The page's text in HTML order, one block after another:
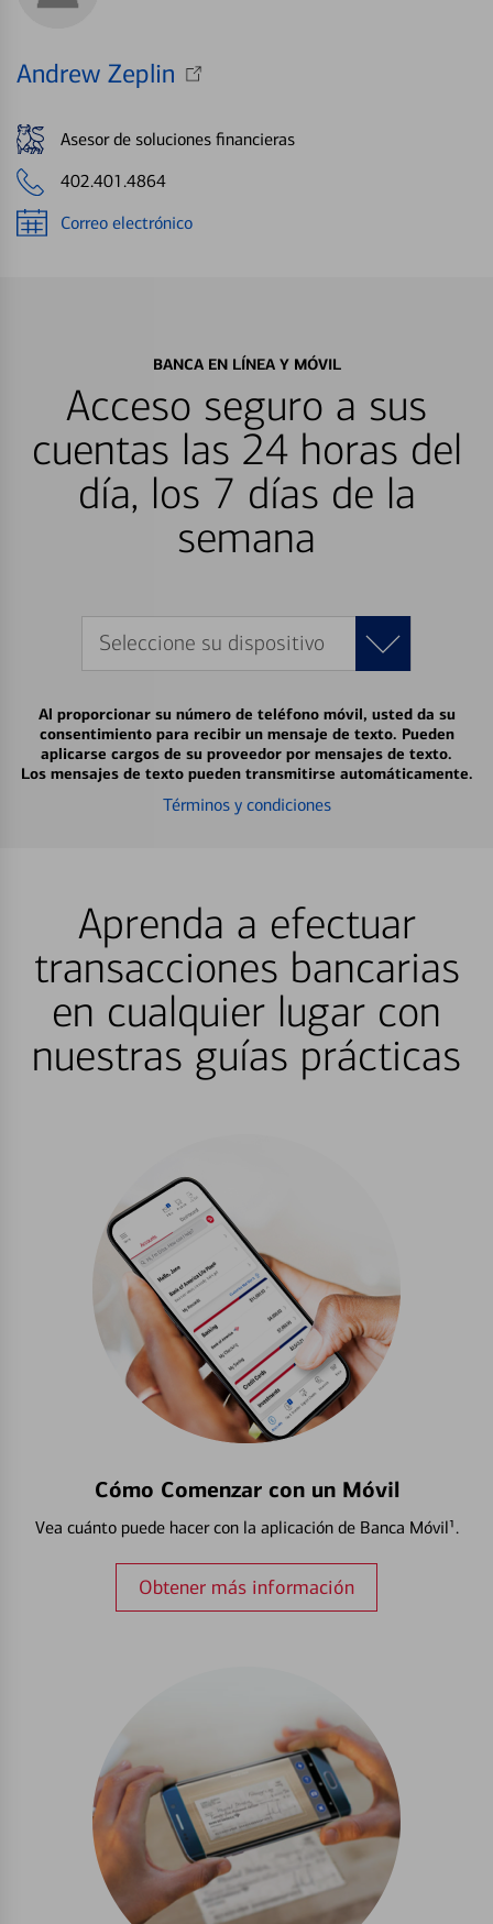
Andrew Zeplin
Asesor de soluciones financieras
402.401.4864
Correo electrónico
BANCA EN LÍNEA Y MÓVIL
Acceso seguro a sus
cuentas las 24 horas del
día, los 7 días de la
semana
Seleccione su dispositivo
Al proporcionar su número de teléfono móvil, usted da su
consentimiento para recibir un mensaje de texto. Pueden
aplicarse cargos de su proveedor por mensajes de texto.
Los mensajes de texto pueden transmitirse automáticamente.
Términos y condiciones
Aprenda a efectuar
transacciones bancarias
en cualquier lugar con
nuestras guías prácticas
Cómo Comenzar con un Móvil
Vea cuánto puede hacer con la aplicación de Banca Móvil¹.
Obtener más información